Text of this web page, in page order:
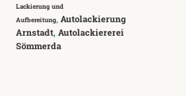
Lackierung und
Aufbereitung, Autolackierung
Arnstadt, Autolackiererei
Sömmerda